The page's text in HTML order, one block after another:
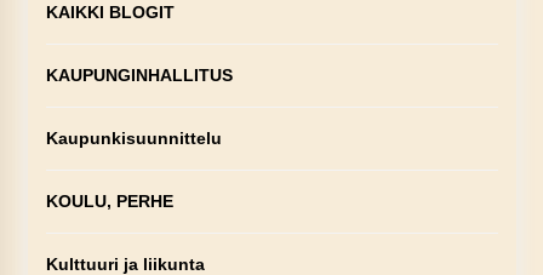
KAIKKI BLOGIT
KAUPUNGINHALLITUS
Kaupunkisuunnittelu
KOULU, PERHE
Kulttuuri ja liikunta